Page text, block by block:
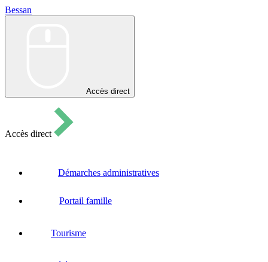
Bessan
Accès direct
Accès direct
Démarches administratives
Portail famille
Tourisme